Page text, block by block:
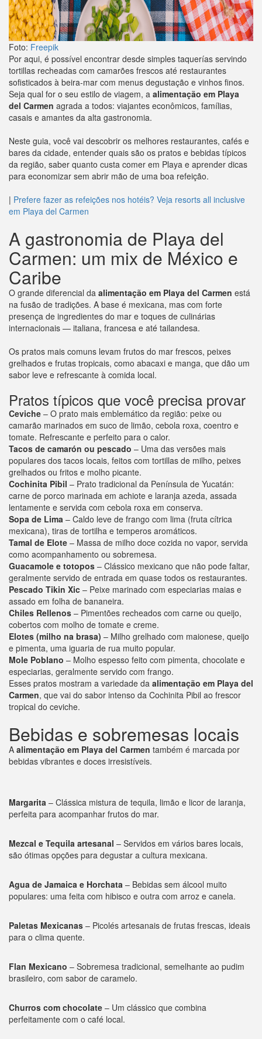
Foto: Freepik
Por aqui, é possível encontrar desde simples taquerías servindo
tortillas recheadas com camarões frescos até restaurantes
sofisticados à beira-mar com menus degustação e vinhos finos.
Seja qual for o seu estilo de viagem, a alimentação em Playa
del Carmen agrada a todos: viajantes econômicos, famílias,
casais e amantes da alta gastronomia.
Neste guia, você vai descobrir os melhores restaurantes, cafés e
bares da cidade, entender quais são os pratos e bebidas típicos
da região, saber quanto custa comer em Playa e aprender dicas
para economizar sem abrir mão de uma boa refeição.
| Prefere fazer as refeições nos hotéis? Veja resorts all inclusive
em Playa del Carmen
A gastronomia de Playa del
Carmen: um mix de México e
Caribe
O grande diferencial da alimentação em Playa del Carmen está
na fusão de tradições. A base é mexicana, mas com forte
presença de ingredientes do mar e toques de culinárias
internacionais — italiana, francesa e até tailandesa.
Os pratos mais comuns levam frutos do mar frescos, peixes
grelhados e frutas tropicais, como abacaxi e manga, que dão um
sabor leve e refrescante à comida local.
Pratos típicos que você precisa provar
Ceviche – O prato mais emblemático da região: peixe ou
camarão marinados em suco de limão, cebola roxa, coentro e
tomate. Refrescante e perfeito para o calor.
Tacos de camarón ou pescado – Uma das versões mais
populares dos tacos locais, feitos com tortillas de milho, peixes
grelhados ou fritos e molho picante.
Cochinita Pibil – Prato tradicional da Península de Yucatán:
carne de porco marinada em achiote e laranja azeda, assada
lentamente e servida com cebola roxa em conserva.
Sopa de Lima – Caldo leve de frango com lima (fruta cítrica
mexicana), tiras de tortilha e temperos aromáticos.
Tamal de Elote – Massa de milho doce cozida no vapor, servida
como acompanhamento ou sobremesa.
Guacamole e totopos – Clássico mexicano que não pode faltar,
geralmente servido de entrada em quase todos os restaurantes.
Pescado Tikin Xic – Peixe marinado com especiarias maias e
assado em folha de bananeira.
Chiles Rellenos – Pimentões recheados com carne ou queijo,
cobertos com molho de tomate e creme.
Elotes (milho na brasa) – Milho grelhado com maionese, queijo
e pimenta, uma iguaria de rua muito popular.
Mole Poblano – Molho espesso feito com pimenta, chocolate e
especiarias, geralmente servido com frango.
Esses pratos mostram a variedade da alimentação em Playa del
Carmen, que vai do sabor intenso da Cochinita Pibil ao frescor
tropical do ceviche.
Bebidas e sobremesas locais
A alimentação em Playa del Carmen também é marcada por
bebidas vibrantes e doces irresistíveis.
Margarita – Clássica mistura de tequila, limão e licor de laranja,
perfeita para acompanhar frutos do mar.
Mezcal e Tequila artesanal – Servidos em vários bares locais,
são ótimas opções para degustar a cultura mexicana.
Agua de Jamaica e Horchata – Bebidas sem álcool muito
populares: uma feita com hibisco e outra com arroz e canela.
Paletas Mexicanas – Picolés artesanais de frutas frescas, ideais
para o clima quente.
Flan Mexicano – Sobremesa tradicional, semelhante ao pudim
brasileiro, com sabor de caramelo.
Churros com chocolate – Um clássico que combina
perfeitamente com o café local.